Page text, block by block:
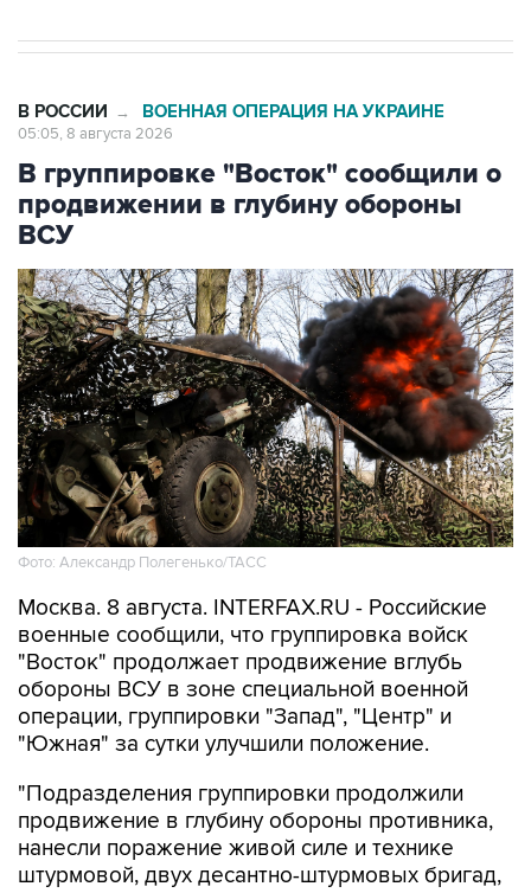
В РОССИИ → ВОЕННАЯ ОПЕРАЦИЯ НА УКРАИНЕ
05:05, 8 августа 2026
В группировке "Восток" сообщили о
продвижении в глубину обороны
ВСУ
Фото: Александр Полегенько/ТАСС
Москва. 8 августа. INTERFAX.RU - Российские
военные сообщили, что группировка войск
"Восток" продолжает продвижение вглубь
обороны ВСУ в зоне специальной военной
операции, группировки "Запад", "Центр" и
"Южная" за сутки улучшили положение.
"Подразделения группировки продолжили
продвижение в глубину обороны противника,
нанесли поражение живой силе и технике
штурмовой, двух десантно-штурмовых бригад,